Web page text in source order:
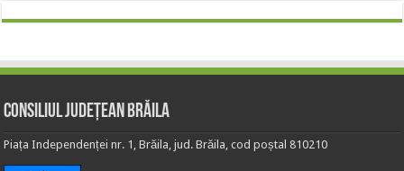
Consiliul Județean Brăila
Piața Independenței nr. 1, Brăila, jud. Brăila, cod poștal 810210